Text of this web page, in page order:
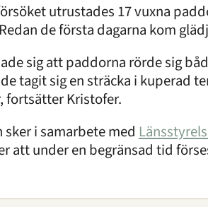
utrustades 17 vuxna
de första dagarna kom
sig att paddorna rörde sig
tagit sig en sträcka i kuperad
fortsätter Kristofer.
sker i samarbete med
att under en begränsad tid